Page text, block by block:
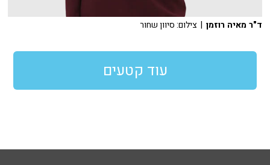
ד"ר מאיה רוזמן | צילום: סיוון שחור
עוד קטעים